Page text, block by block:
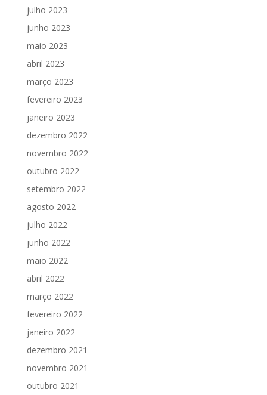
julho 2023
junho 2023
maio 2023
abril 2023
março 2023
fevereiro 2023
janeiro 2023
dezembro 2022
novembro 2022
outubro 2022
setembro 2022
agosto 2022
julho 2022
junho 2022
maio 2022
abril 2022
março 2022
fevereiro 2022
janeiro 2022
dezembro 2021
novembro 2021
outubro 2021